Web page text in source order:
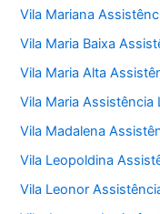
Vila Mariana
Vila Maria Baixa
Vila Maria Alta
Vila Maria Assistência
Vila Madalena
Vila Leopoldina
Vila Leonor